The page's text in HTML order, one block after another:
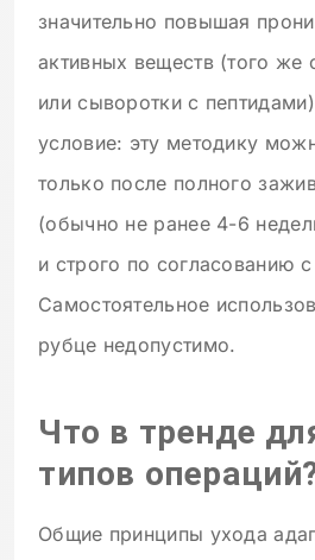
значительно повышая
активных веществ (того же
или сыворотки с
условие: эту методику
только после полного
(обычно не ранее 4-6
и строго по согласованию
Самостоятельное
рубце недопустимо.
Что в тренде
типов
Общие принципы ухода